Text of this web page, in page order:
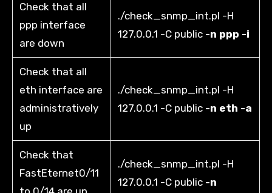
Check that all
ppp interface
are down
./check_snmp_int.pl -H
127.0.0.1 -C public -n ppp -i
Check that all
eth interface are
administratively
up
./check_snmp_int.pl -H
127.0.0.1 -C public -n eth -a
Check that
FastEternet0/11
./check_snmp_int.pl -H
127.0.0.1 -C public -n